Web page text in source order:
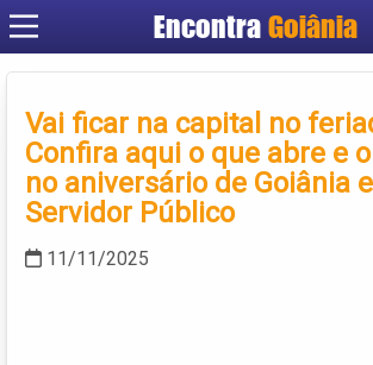
Encontra Goiânia
Cadastrar
Criar conta
Vai ficar na capital no
Confira aqui o que abre e
no aniversário de Goiânia
Servidor Público
11/11/2025